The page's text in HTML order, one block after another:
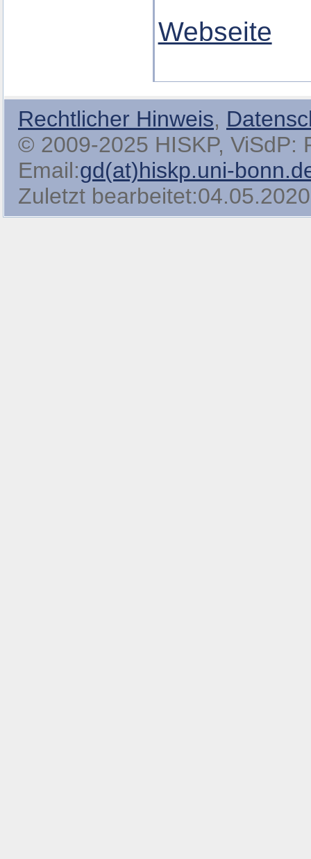
Webseite
Rechtlicher Hinweis,
© 2009-2025 HISKP, ViSdP:
Email:gd(at)hiskp.uni-
Zuletzt